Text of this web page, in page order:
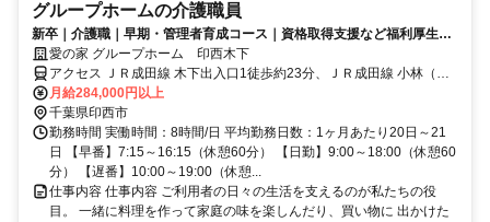
グループホームの介護職員
新卒｜介護職｜早期・管理者育成コース｜資格取得支援など福利厚生充
実◎愛の家 グループホーム 印西木下
アクセス ＪＲ成田線 木下出入口1徒歩約23分、ＪＲ成田線 小林（千
葉県）北口徒歩約37分、ＪＲ成田線 布佐東口徒歩約45分 栄橋より車
6分、印西市役所より車7分
月給284,000円以上
千葉県印西市
勤務時間 実働時間：8時間/日 平均勤務日数：1ヶ月あたり20日～21
日 【早番】7:15～16:15（休憩60分） 【日勤】9:00～18:00（休憩60
分） 【遅番】10:00～19:00（休憩...
仕事内容 仕事内容 ご利用者の日々の生活を支えるのが私たちの役
目。 一緒に料理を作って家庭の味を楽しんだり、買い物に 出かけた